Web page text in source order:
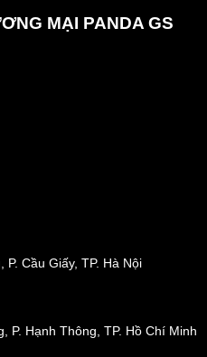
MẠI PANDA GS
P. Cầu Giấy, TP. Hà Nội
P. Hạnh Thông, TP. Hồ Chí Minh